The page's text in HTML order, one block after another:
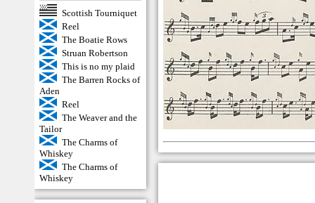
Scottish Tourniquet
Reel
The Boatie Rows
Struan Robertson
This is no my plaid
The Barren Rocks of
Aden
Reel
The Weaver and the
Tailor
The Charms of
Whiskey
The Charms of
Whiskey